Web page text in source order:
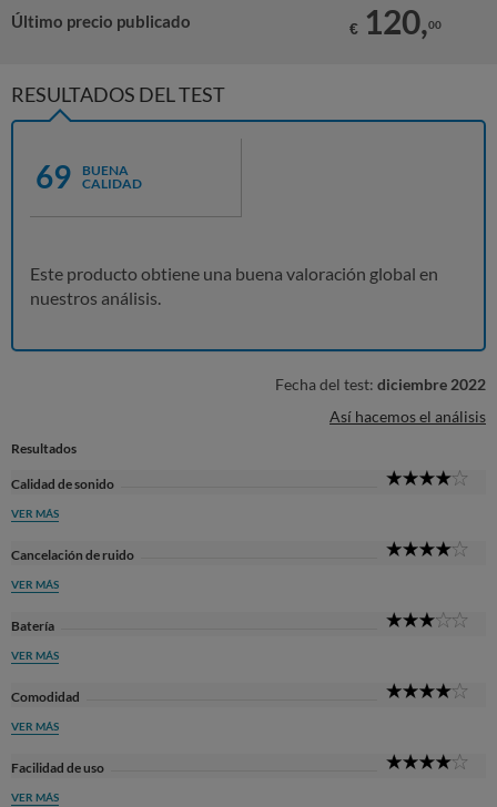
Último precio publicado € 120,00
RESULTADOS DEL TEST
69
BUENA
CALIDAD
Este producto obtiene una buena valoración global en
nuestros análisis.
Fecha del test: diciembre 2022
Así hacemos el análisis
Resultados
Calidad de sonido
VER MÁS
Cancelación de ruido
VER MÁS
Batería
VER MÁS
Comodidad
VER MÁS
Facilidad de uso
VER MÁS